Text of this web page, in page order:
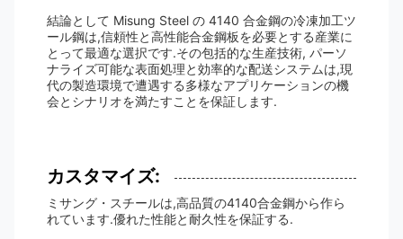
結論として Misung Steel の 4140 合金鋼の冷凍加工ツ
ール鋼は,信頼性と高性能合金鋼板を必要とする産業に
とって最適な選択です.その包括的な生産技術, パーソ
ナライズ可能な表面処理と効率的な配送システムは,現
代の製造環境で遭遇する多様なアプリケーションの機
会とシナリオを満たすことを保証します.
カスタマイズ:
ミサング・スチールは,高品質の4140合金鋼から作ら
れています.優れた性能と耐久性を保証する.